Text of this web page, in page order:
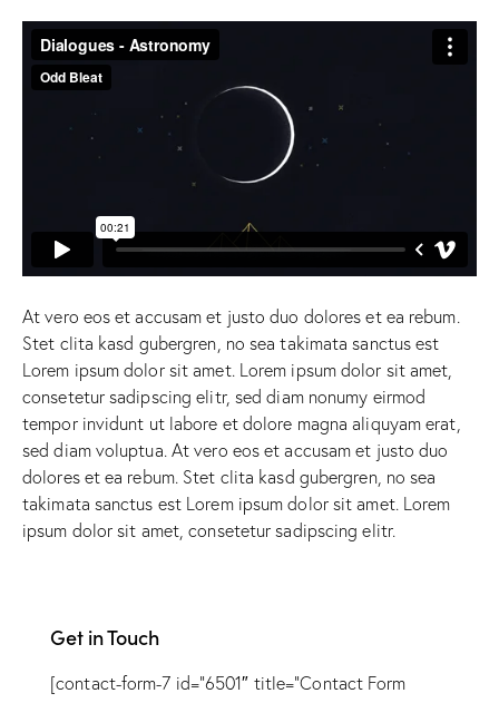
At vero eos et accusam et justo duo dolores et ea rebum.
Stet clita kasd gubergren, no sea takimata sanctus est
Lorem ipsum dolor sit amet. Lorem ipsum dolor sit amet,
consetetur sadipscing elitr, sed diam nonumy eirmod
tempor invidunt ut labore et dolore magna aliquyam erat,
sed diam voluptua. At vero eos et accusam et justo duo
dolores et ea rebum. Stet clita kasd gubergren, no sea
takimata sanctus est Lorem ipsum dolor sit amet. Lorem
ipsum dolor sit amet, consetetur sadipscing elitr.
Get in Touch
[contact-form-7 id=”6501″ title=”Contact Form